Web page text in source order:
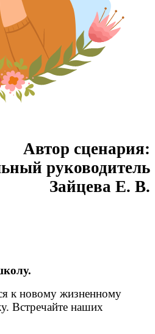
Автор сценария:
руководитель
Зайцева Е. В.
к новому жизненному
Встречайте наших